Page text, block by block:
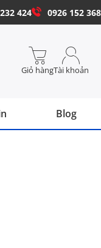
424 0926 152 368
Giỏ hàngTài khoản
Blog